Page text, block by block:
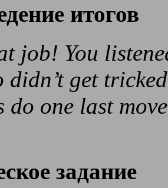
итогов
job! You
didn’t get
do one last
задание